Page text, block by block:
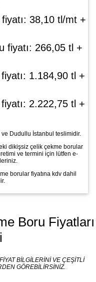
38,10 tl/mt +
fiyatı: 266,05 tl +
1.184,90 tl +
2.222,75 tl +
Dudullu İstanbul teslimidir.
dikişsiz çelik çekme borular
ve termini için lütfen e-
borular fiyatına kdv dahil
Boru Fiyatları
BİLGİLERİNİ VE ÇEŞİTLİ
GÖREBİLİRSİNİZ.